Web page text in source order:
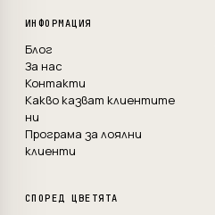
ИНФОРМАЦИЯ
Блог
За нас
Контакти
Какво казват клиентите
ни
Програма за лоялни
клиенти
СПОРЕД ЦВЕТЯТА